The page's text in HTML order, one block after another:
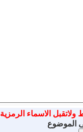
ولاتقبل الاسماء الرمزية
الموضوع